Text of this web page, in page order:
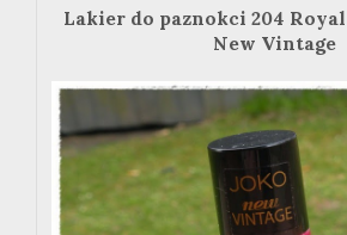
Lakier do paznokci 204
New Vintage